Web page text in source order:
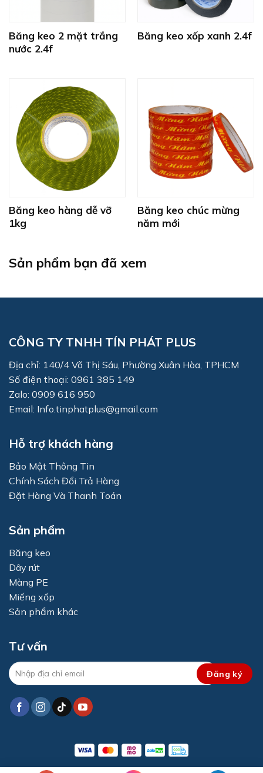
Băng keo 2 mặt trắng
nước 2.4f
Băng keo xốp xanh 2.4f
Băng keo hàng dễ vỡ
1kg
Băng keo chúc mừng
năm mới
Sản phẩm bạn đã xem
CÔNG TY TNHH TÍN PHÁT PLUS
Địa chỉ: 140/4 Võ Thị Sáu, Phường Xuân Hòa, TPHCM
Số điện thoại: 0961 385 149
Zalo: 0909 616 950
Email: Info.tinphatplus@gmail.com
Hỗ trợ khách hàng
Bảo Mật Thông Tin
Chính Sách Đổi Trả Hàng
Đặt Hàng Và Thanh Toán
Sản phẩm
Băng keo
Dây rút
Màng PE
Miếng xốp
Sản phẩm khác
Tư vấn